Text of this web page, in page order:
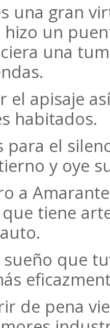
una gran
hizo un
una
el apisaje
habitados.
para el
y oye
a
tiene
que
de pena